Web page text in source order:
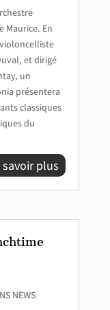
Maurice. En
et dirigé
un
présentera
classiques
du
savoir plus
NEWS